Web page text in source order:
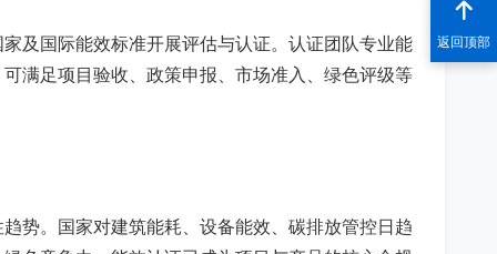
及国际能效标准开展评估与认证。认证团队专业能
满足项目验收、政策申报、市场准入、绿色评级等
势。国家对建筑能耗、设备能效、碳排放管控日趋
返回顶部